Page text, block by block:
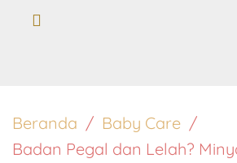
Beranda
Baby Care
Badan Pegal dan Lelah?